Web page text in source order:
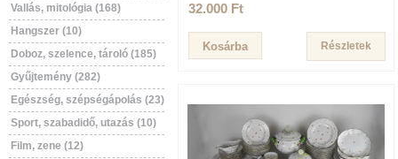
Vallás, mitológia (168)
Hangszer (10)
Doboz, szelence, tároló (185)
Gyűjtemény (282)
Egészség, szépségápolás (23)
Sport, szabadidő, utazás (10)
Film, zene (12)
32.000 Ft
Részletek